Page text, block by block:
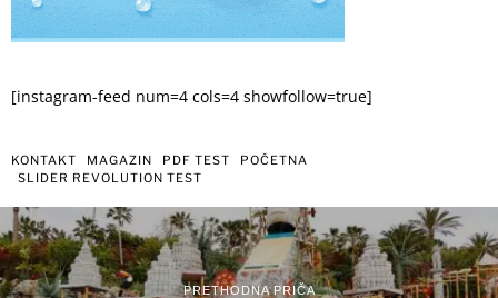
[instagram-feed num=4 cols=4 showfollow=true]
KONTAKT MAGAZIN PDF TEST
POČETNA
SLIDER REVOLUTION TEST
PRETHODNA PRIČA